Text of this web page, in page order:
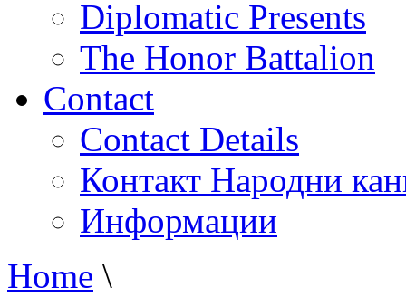
Diplomatic Presents
The Honor Battalion
Contact
Contact Details
Контакт Народни
Информации
Home \